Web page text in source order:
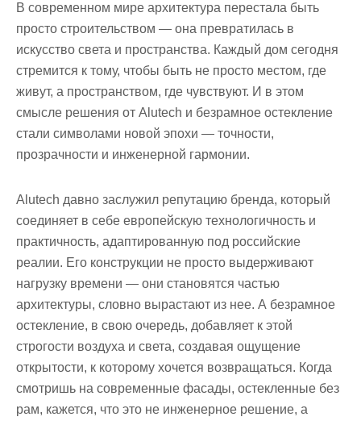
В современном мире архитектура перестала быть
просто строительством — она превратилась в
искусство света и пространства. Каждый дом сегодня
стремится к тому, чтобы быть не просто местом, где
живут, а пространством, где чувствуют. И в этом
смысле решения от Alutech и безрамное остекление
стали символами новой эпохи — точности,
прозрачности и инженерной гармонии.
Alutech давно заслужил репутацию бренда, который
соединяет в себе европейскую технологичность и
практичность, адаптированную под российские
реалии. Его конструкции не просто выдерживают
нагрузку времени — они становятся частью
архитектуры, словно вырастают из нее. А безрамное
остекление, в свою очередь, добавляет к этой
строгости воздуха и света, создавая ощущение
открытости, к которому хочется возвращаться. Когда
смотришь на современные фасады, остекленные без
рам, кажется, что это не инженерное решение, а